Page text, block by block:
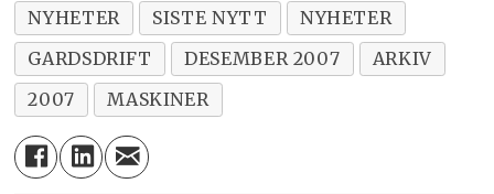
NYHETER SISTE NYTT
NYHETER
GARDSDRIFT
DESEMBER 2007
ARKIV
2007
MASKINER